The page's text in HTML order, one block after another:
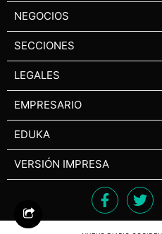
NEGOCIOS
SECCIONES
LEGALES
EMPRESARIO
EDUKA
VERSIÓN IMPRESA